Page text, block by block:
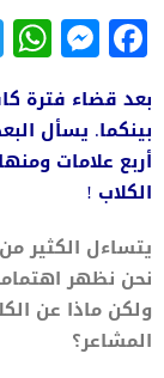
بعد قضاء فترة
بينكما. يسأل
أربع علامات
الكلاب !
يتساءل الكثير
نحن نظهر
ولكن ماذا عن
المشاعر؟